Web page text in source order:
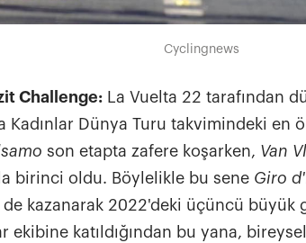
Cyclingnews
Challenge:
La Vuelta 22 tarafından
Kadınlar Dünya Turu takvimindeki en
son etapta zafere koşarken, Van
birinci oldu. Böylelikle bu sene Giro
de kazanarak 2022'deki üçüncü büyük
ekibine katıldığından bu yana,